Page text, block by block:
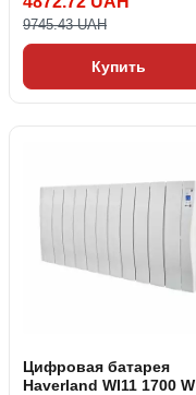
9745.43 UAH
Купить
Цифровая батарея
Haverland WI11 1700 W